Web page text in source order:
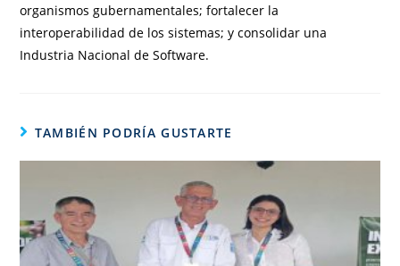
organismos gubernamentales; fortalecer la
interoperabilidad de los sistemas; y consolidar una
Industria Nacional de Software.
TAMBIÉN PODRÍA GUSTARTE